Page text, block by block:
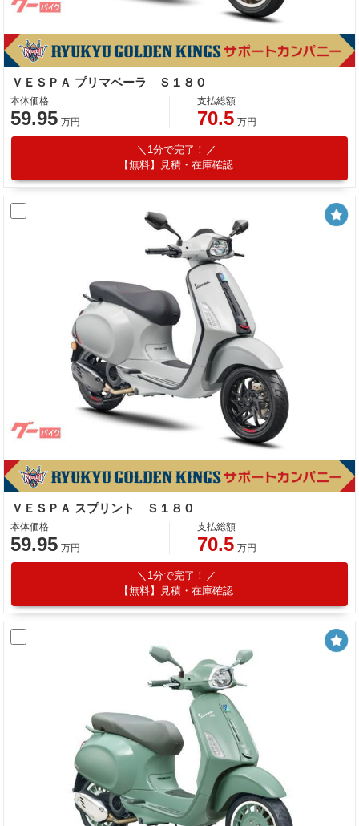
ＶＥＳＰＡ プリマベーラ Ｓ１８０
本体価格
59.95 万円
支払総額
70.5 万円
1分で完了！
【無料】見積・在庫確認
ＶＥＳＰＡ スプリント Ｓ１８０
本体価格
59.95 万円
支払総額
70.5 万円
1分で完了！
【無料】見積・在庫確認